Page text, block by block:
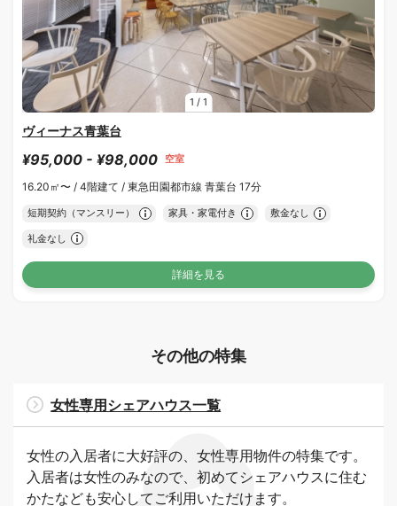
1 / 1
ヴィーナス青葉台
¥95,000 - ¥98,000 空室
16.20㎡〜 / 4階建て / 東急田園都市線 青葉台 17分
短期契約（マンスリー） 家具・家電付き 敷金なし
礼金なし
詳細を見る
その他の特集
女性専用シェアハウス一覧
女性の入居者に大好評の、女性専用物件の特集です。
入居者は女性のみなので、初めてシェアハウスに住む
かたなども安心してご利用いただけます。